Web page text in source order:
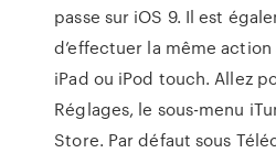
passe sur iOS 9. Il est
d’effectuer la même
iPad ou iPod touch. Allez
Réglages, le sous-menu
Store. Par défaut sous